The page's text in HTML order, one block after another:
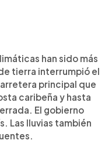
han sido más
tierra interrumpió el
principal que
caribeña y hasta
El gobierno
Las lluvias también